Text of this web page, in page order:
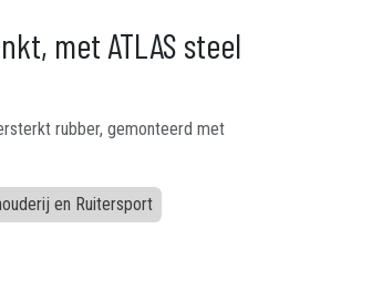
met ATLAS steel
rubber, gemonteerd met
en Ruitersport